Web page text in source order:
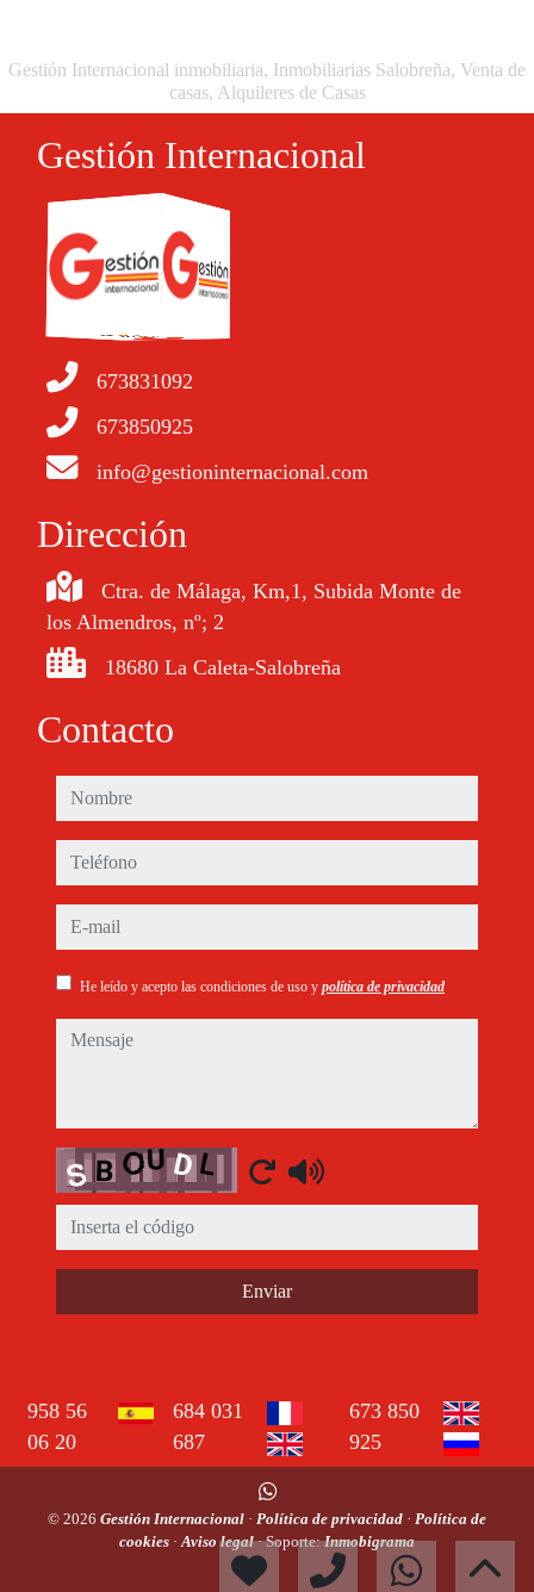
Gestión Internacional inmobiliaria, Inmobiliarias Salobreña, Venta de
casas, Alquileres de Casas
Gestión Internacional
673831092
673850925
info@gestioninternacional.com
Dirección
Ctra. de Málaga, Km,1, Subida Monte de
los Almendros, nº; 2
18680 La Caleta-Salobreña
Contacto
nombre
teléfono
e-mail
He leído y acepto las condiciones de uso y política de privacidad
mensaje
Captcha
Enviar
958 56
06 20
684 031
687
673 850
925
© 2026 Gestión Internacional · Política de privacidad · Política de
cookies ·Aviso legal· Soporte:Inmobigrama